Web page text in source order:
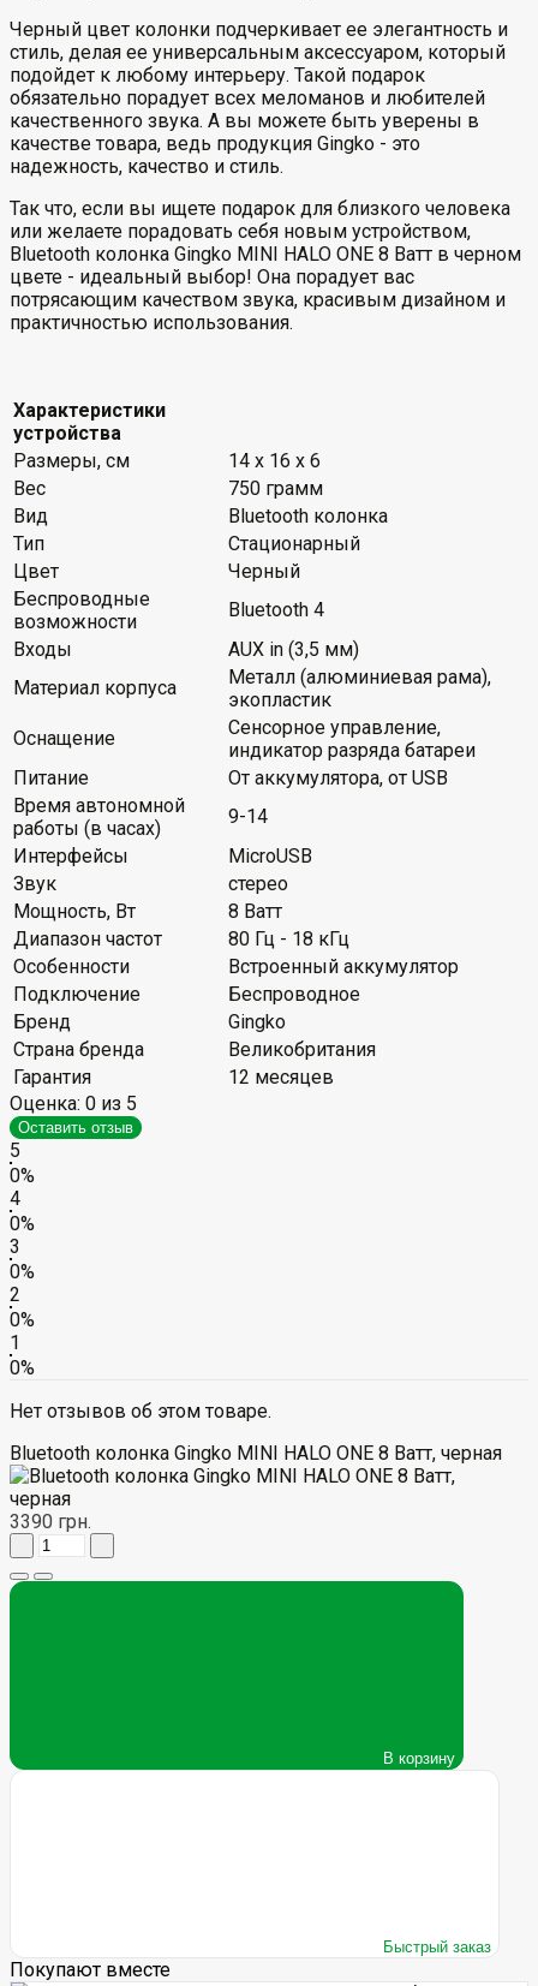
Черный цвет колонки подчеркивает ее элегантность и
стиль, делая ее универсальным аксессуаром, который
подойдет к любому интерьеру. Такой подарок
обязательно порадует всех меломанов и любителей
качественного звука. А вы можете быть уверены в
качестве товара, ведь продукция Gingko - это
надежность, качество и стиль.
Так что, если вы ищете подарок для близкого человека
или желаете порадовать себя новым устройством,
Bluetooth колонка Gingko MINI HALO ONE 8 Ватт в черном
цвете - идеальный выбор! Она порадует вас
потрясающим качеством звука, красивым дизайном и
практичностью использования.
Характеристики
устройства
Размеры, см
14 x 16 x 6
Вес
750 грамм
Вид
Bluetooth колонка
Тип
Стационарный
Цвет
Черный
Беспроводные
возможности
Bluetooth 4
Входы
AUX in (3,5 мм)
Материал корпуса
Металл (алюминиевая рама),
экопластик
Оснащение
Сенсорное управление,
индикатор разряда батареи
Питание
От аккумулятора, от USB
Время автономной
работы (в часах)
9-14
Интерфейсы
MicroUSB
Звук
стерео
Мощность, Вт
8 Ватт
Диапазон частот
80 Гц - 18 кГц
Особенности
Встроенный аккумулятор
Подключение
Беспроводное
Бренд
Gingko
Страна бренда
Великобритания
Гарантия
12 месяцев
Оценка: 0 из 5
Оставить отзыв
5
0%
4
0%
3
0%
2
0%
1
0%
Нет отзывов об этом товаре.
Bluetooth колонка Gingko MINI HALO ONE 8 Ватт, черная
3390 грн.
В корзину
Быстрый заказ
Покупают вместе